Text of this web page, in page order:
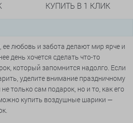
КУПИТЬ В 1 КЛИК
любовь и забота делают мир ярче и
день хочется сделать что-то
который запомнится надолго. Если
уделите внимание праздничному
только сам подарок, но и то, как его
купить воздушные шарики —